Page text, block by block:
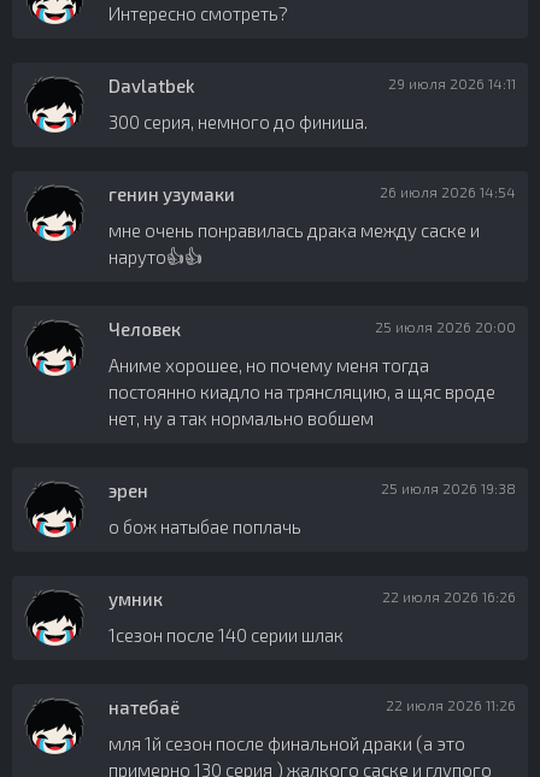
Интересно смотреть?
Davlatbek 29 июля 2026 14:11
300 серия, немного до финиша.
генин узумаки 26 июля 2026 14:54
мне очень понравилась драка между саске и
наруто👍👍
Человек 25 июля 2026 20:00
Аниме хорошее, но почему меня тогда
постоянно киадло на трянсляцию, а щяс вроде
нет, ну а так нормально вобшем
эрен 25 июля 2026 19:38
о бож натыбае поплачь
умник 22 июля 2026 16:26
1сезон после 140 серии шлак
натебаё 22 июля 2026 11:26
мля 1й сезон после финальной драки (а это
примерно 130 серия ) жалкого саске и глупого